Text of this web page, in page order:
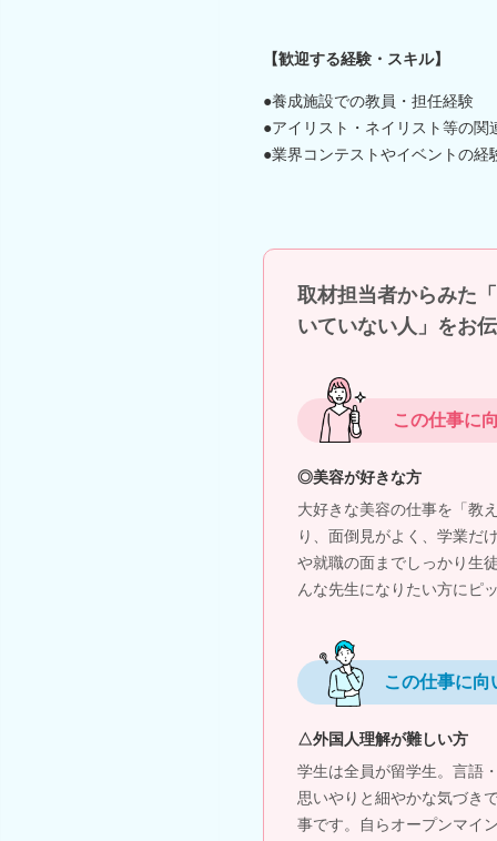
【歓迎する経験・スキル】
●養成施設での教員・担任経験
●アイリスト・ネイリスト等の関
●業界コンテストやイベントの経
取材担当者からみた
いていない人」をお
この仕事に
◎美容が好きな方
大好きな美容の仕事を「教
り、面倒見がよく、学業だ
や就職の面までしっかり生
んな先生になりたい方にピ
この仕事に向
△外国人理解が難しい方
学生は全員が留学生。言語
思いやりと細やかな気づき
事です。自らオープンマイ